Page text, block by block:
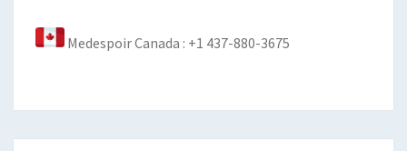
Medespoir Canada : +1 437-880-3675